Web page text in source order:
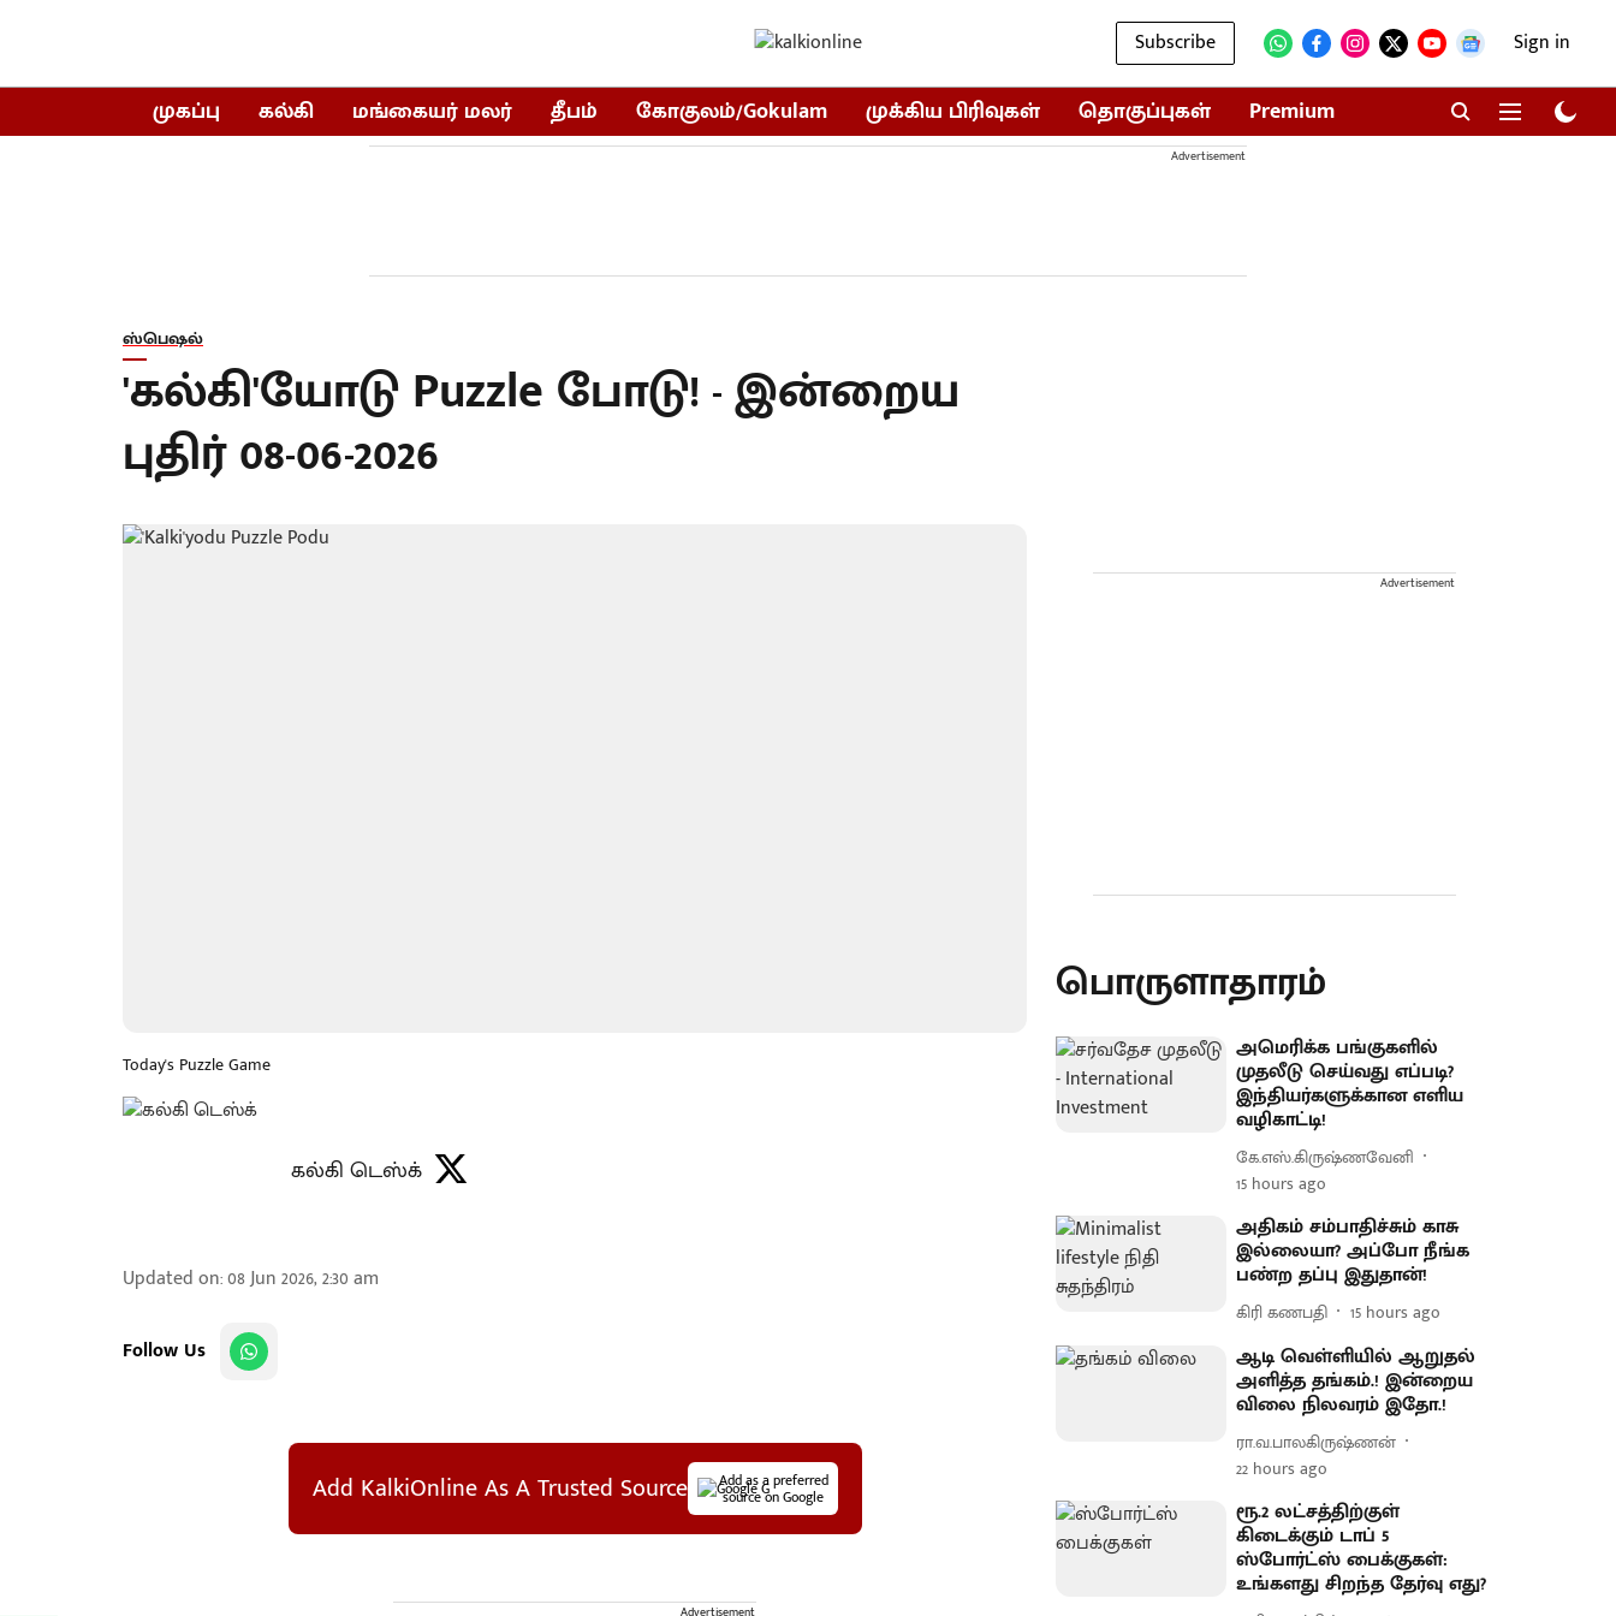
Subscribe Sign in
முகப்பு கல்கி மங்கையர் மலர் தீபம் கோகுலம்/Gokulam முக்கிய பிரிவுகள் தொகுப்புகள் Premium
Advertisement
ஸ்பெஷல்
'கல்கி'யோடு Puzzle போடு! - இன்றைய
புதிர் 08-06-2026
Today's Puzzle Game
கல்கி டெஸ்க்
Updated on:08 Jun 2026, 2:30 am
Follow Us
Add KalkiOnline As A Trusted Source Add as a preferred
source on Google
Advertisement
பொருளாதாரம்
அமெரிக்க பங்குகளில்
முதலீடு செய்வது எப்படி?
இந்தியர்களுக்கான எளிய
வழிகாட்டி!
கே.எஸ்.கிருஷ்ணவேனி
15 hours ago
அதிகம் சம்பாதிச்சும் காசு
இல்லையா? அப்போ நீங்க
பண்ற தப்பு இதுதான்!
கிரி கணபதி 15 hours ago
ஆடி வெள்ளியில் ஆறுதல்
அளித்த தங்கம்.! இன்றைய
விலை நிலவரம் இதோ.!
ரா.வ.பாலகிருஷ்ணன்
22 hours ago
ரூ.2 லட்சத்திற்குள்
கிடைக்கும் டாப் 5
ஸ்போர்ட்ஸ் பைக்குகள்:
உங்களது சிறந்த தேர்வு எது?